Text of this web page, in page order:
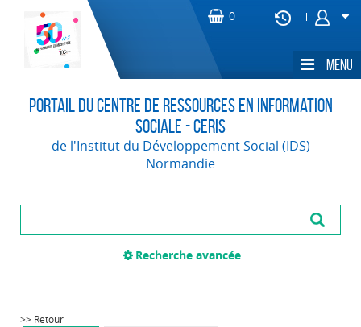
Portail du Centre de Ressources en Information
Sociale - CERIS
de l'Institut du Développement Social (IDS)
Normandie
Recherche avancée
>> Retour